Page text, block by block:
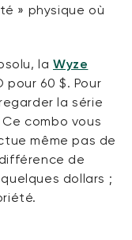
» physique où
la Wyze
pour 60 $. Pour
la série
Ce combo vous
même pas de
de
dollars ;
.